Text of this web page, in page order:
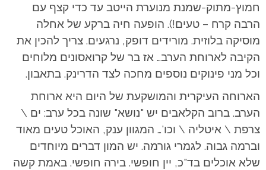
חמוץ-מתוק-שמנת מנוערת הייטב עד כדי קצף עם
הרבה קרח – טעים!). הופעה חיה ברקע של אחלה
מוסיקה בלוזית. מורידים דופק, נרגעים. צריך להכין את
הקיבה לארוחת הערב… אז בר של קרואסונים מלוחים
וכל מני פינוקים נוספים מחכה לצד הדרינק. בתאבון.
הארוחה העיקרית והמושקעת של היום היא ארוחת
הערב. ברוב הקלאבים יש "נושא" שונה בכל ערב: ים \
צרפת \ איטליה \ וכו'… המגוון ענק, האוכל טעים מאוד
וברמה גבוה. לגמרי גורמה. יש המון דברים מיוחדים
שלא אוכלים בד"כ, יין חופשי. בירה חופשי. באמת קשה